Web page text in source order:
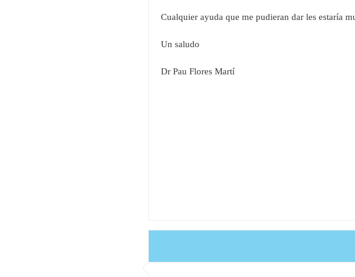
Cualquier ayuda que me pudieran dar les estaría
Un saludo
Dr Pau Flores Martí